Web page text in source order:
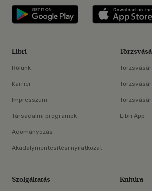
Libri applikáció
Libri
Rólunk
Karrier
Impresszum
Társadalmi programok
Adományozás
Akadálymentesítési nyilatkozat
Libri App
Szolgáltatás Kultúra